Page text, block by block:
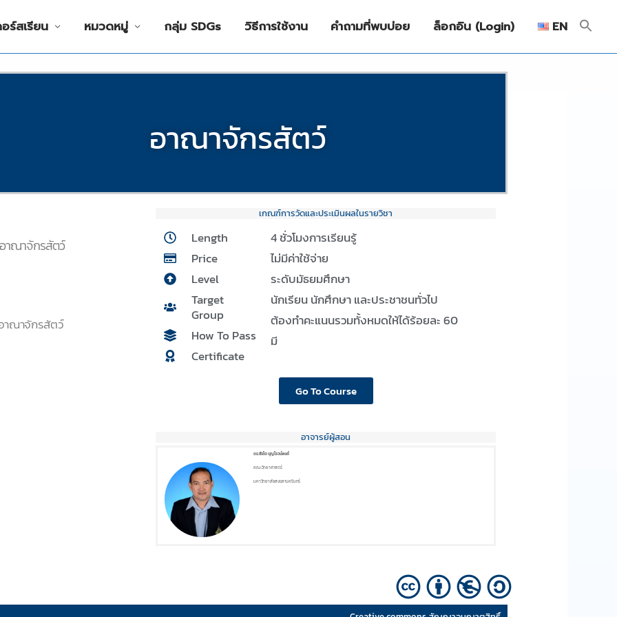
ร์สเรียน หมวดหมู่ กลุ่ม SDGs วิธีการใช้งาน คำถามที่พบบ่อย ล็อกอิน (Login) EN
อาณาจักรสัตว์
าณาจักรสัตว์
าณาจักรสัตว์
เกณฑ์การวัดและประเมินผลในรายวิชา
Length
Price
Level
Target
Group
How To Pass
Certificate
4 ชั่วโมงการเรียนรู้
ไม่มีค่าใช้จ่าย
ระดับมัธยมศึกษา
นักเรียน นักศึกษา และประชาชนทั่วไป
ต้องทำคะแนนรวมทั้งหมดให้ได้ร้อยละ 60
มี
Go To Course
อาจารย์ผู้สอน
ดร.สิงโต บุญโรจน์พงศ์
คณะวิทยาศาสตร์
มหาวิทยาลัยสงขลานครินทร์